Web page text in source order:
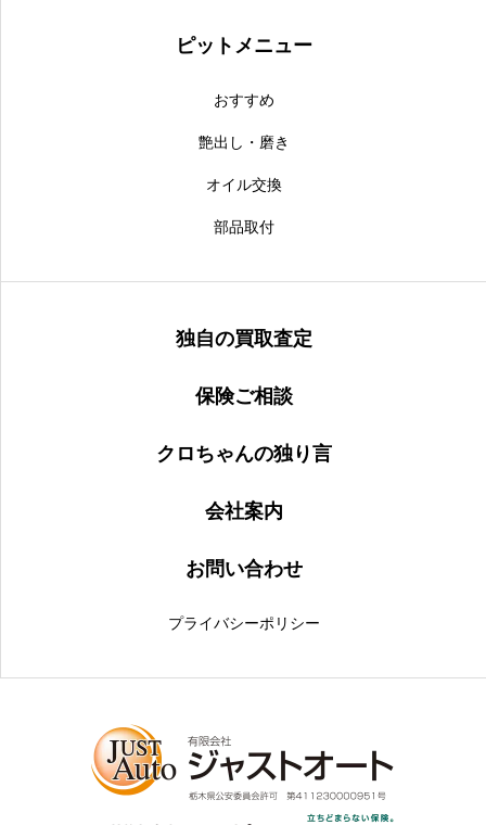
ピットメニュー
おすすめ
艶出し・磨き
オイル交換
部品取付
独自の買取査定
保険ご相談
クロちゃんの独り言
会社案内
お問い合わせ
プライバシーポリシー